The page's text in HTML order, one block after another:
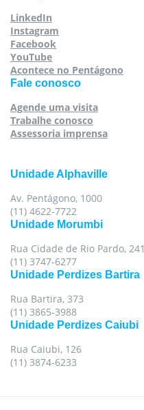
LinkedIn
Instagram
Facebook
YouTube
Acontece no Pentágono
Fale conosco
Agende uma visita
Trabalhe conosco
Assessoria imprensa
Unidade Alphaville
Av. Pentágono, 1000
(11) 4622-7722
Unidade Morumbi
Rua Cidade de Rio Pardo, 241
(11) 3747-6277
Unidade Perdizes Bartira
Rua Bartira, 373
(11) 3865-3988
Unidade Perdizes Caiubi
Rua Caiubi, 126
(11) 3874-6233